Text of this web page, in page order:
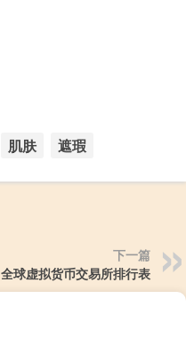
肌肤 遮瑕
下一篇
全球虚拟货币交易所排行表